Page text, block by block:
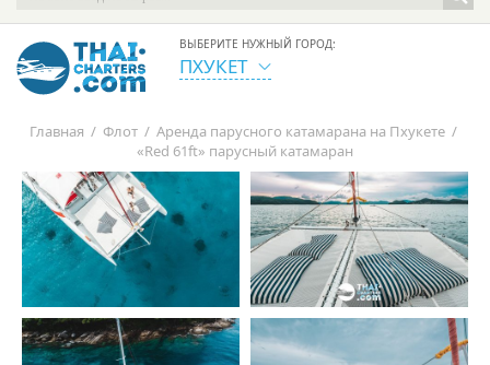
ВЫБЕРИТЕ НУЖНЫЙ ГОРОД:
ПХУКЕТ
Главная / Флот / Аренда парусного катамарана на Пхукете /
«Red 61ft» парусный катамаран